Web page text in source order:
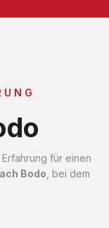
für einen
Bodo , bei dem